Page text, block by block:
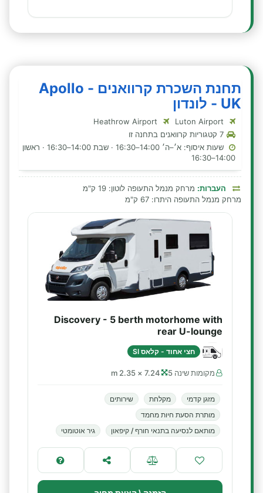
תחנת השכרת קרוואנים - Apollo
UK - לונדון
שעות איסוף: א׳–ה׳ 14:00–16:30 · שבת 14:00–16:30 · ראשון
14:00–16:30
העברות: מרחק מנמל התעופה לוטון: 19 ק"מ
מרחק מנמל התעופה היתרו: 67 ק"מ
Discovery - 5 berth motorhome with
rear U-lounge
חצי אחוד - קלאס SI
מקומות שינה 5 7.24 × 2.35 m
מזגן קדמי מקלחת
שירותים
מותרת הסעת חיות מחמד
מותאם לנסיעה בתנאי חורף / קיפאון
גיר אוטומטי